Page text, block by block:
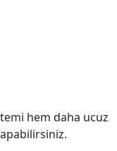
hem daha ucuz